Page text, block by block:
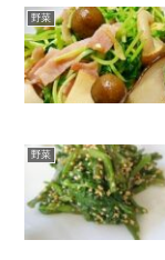
野菜
野菜